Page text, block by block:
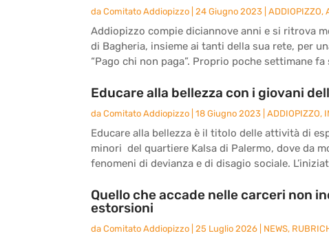
da Comitato Addiopizzo 24 Giugno 2023 ADDIOPIZZO,
Addiopizzo compie diciannove anni e si ritrova
di Bagheria, insieme ai tanti della sua rete, per
“Pago chi non paga”. Proprio poche settimane
Educare alla bellezza con i giovani
da Comitato Addiopizzo 18 Giugno 2023 ADDIOPIZZO,
Educare alla bellezza è il titolo delle attività di
minori del quartiere Kalsa di Palermo, dove da
fenomeni di devianza e di disagio sociale.
Quello che accade nelle carceri non
estorsioni
da Comitato Addiopizzo 25 Luglio 2026 NEWS,